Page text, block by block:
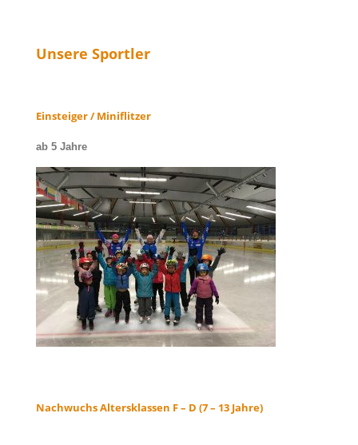
Unsere Sportler
Einsteiger / Miniflitzer
ab 5 Jahre
Nachwuchs Altersklassen F – D (7 – 13 Jahre)